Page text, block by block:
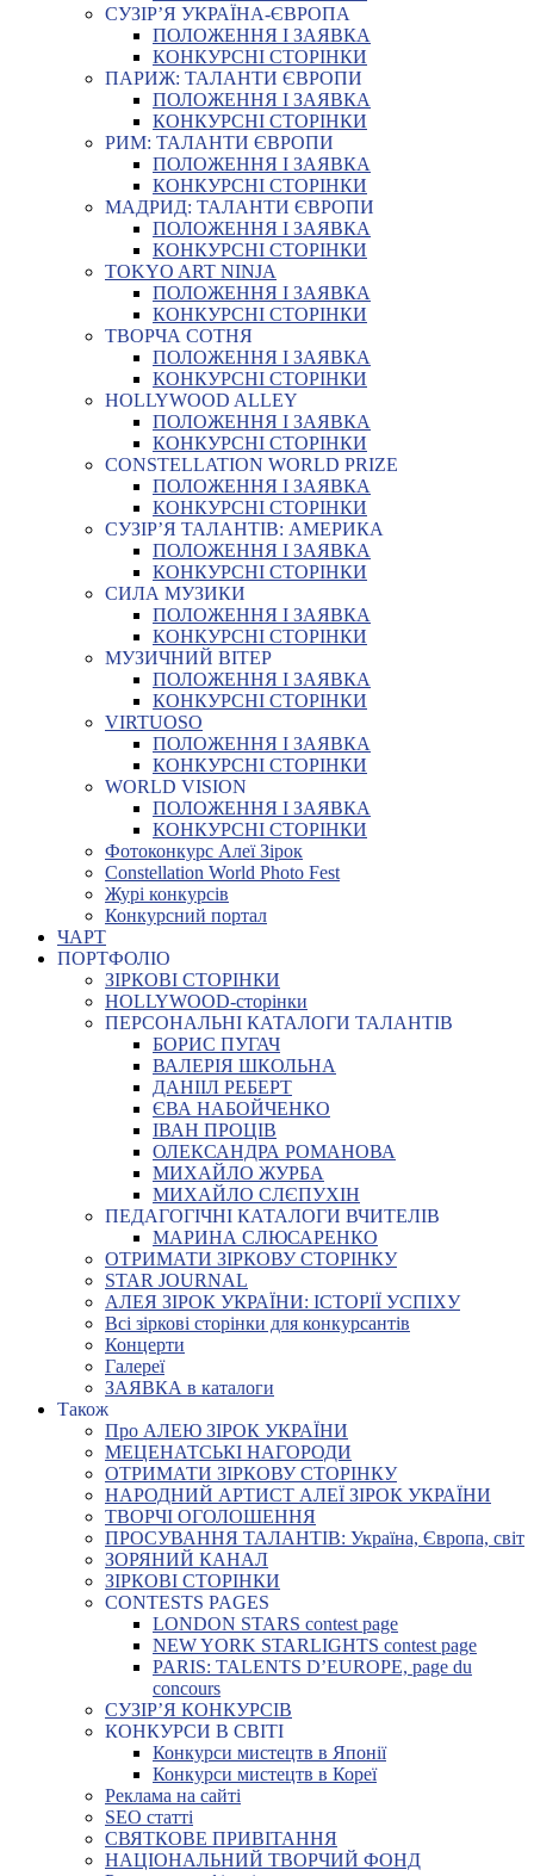
СУЗІР’Я УКРАЇНА-ЄВРОПА
ПОЛОЖЕННЯ І ЗАЯВКА
КОНКУРСНІ СТОРІНКИ
ПАРИЖ: ТАЛАНТИ ЄВРОПИ
ПОЛОЖЕННЯ І ЗАЯВКА
КОНКУРСНІ СТОРІНКИ
РИМ: ТАЛАНТИ ЄВРОПИ
ПОЛОЖЕННЯ І ЗАЯВКА
КОНКУРСНІ СТОРІНКИ
МАДРИД: ТАЛАНТИ ЄВРОПИ
ПОЛОЖЕННЯ І ЗАЯВКА
КОНКУРСНІ СТОРІНКИ
TOKYO ART NINJA
ПОЛОЖЕННЯ І ЗАЯВКА
КОНКУРСНІ СТОРІНКИ
ТВОРЧА СОТНЯ
ПОЛОЖЕННЯ І ЗАЯВКА
КОНКУРСНІ СТОРІНКИ
HOLLYWOOD ALLEY
ПОЛОЖЕННЯ І ЗАЯВКА
КОНКУРСНІ СТОРІНКИ
CONSTELLATION WORLD PRIZE
ПОЛОЖЕННЯ І ЗАЯВКА
КОНКУРСНІ СТОРІНКИ
СУЗІР’Я ТАЛАНТІВ: АМЕРИКА
ПОЛОЖЕННЯ І ЗАЯВКА
КОНКУРСНІ СТОРІНКИ
СИЛА МУЗИКИ
ПОЛОЖЕННЯ І ЗАЯВКА
КОНКУРСНІ СТОРІНКИ
МУЗИЧНИЙ ВІТЕР
ПОЛОЖЕННЯ І ЗАЯВКА
КОНКУРСНІ СТОРІНКИ
VIRTUOSO
ПОЛОЖЕННЯ І ЗАЯВКА
КОНКУРСНІ СТОРІНКИ
WORLD VISION
ПОЛОЖЕННЯ І ЗАЯВКА
КОНКУРСНІ СТОРІНКИ
Фотоконкурс Алеї Зірок
Constellation World Photo Fest
Журі конкурсів
Конкурсний портал
ЧАРТ
ПОРТФОЛІО
ЗІРКОВІ СТОРІНКИ
HOLLYWOOD-сторінки
ПЕРСОНАЛЬНІ КАТАЛОГИ ТАЛАНТІВ
БОРИС ПУГАЧ
ВАЛЕРІЯ ШКОЛЬНА
ДАНІІЛ РЕБЕРТ
ЄВА НАБОЙЧЕНКО
ІВАН ПРОЦІВ
ОЛЕКСАНДРА РОМАНОВА
МИХАЙЛО ЖУРБА
МИХАЙЛО СЛЄПУХІН
ПЕДАГОГІЧНІ КАТАЛОГИ ВЧИТЕЛІВ
МАРИНА СЛЮСАРЕНКО
ОТРИМАТИ ЗІРКОВУ СТОРІНКУ
STAR JOURNAL
АЛЕЯ ЗІРОК УКРАЇНИ: ІСТОРІЇ УСПІХУ
Всі зіркові сторінки для конкурсантів
Концерти
Галереї
ЗАЯВКА в каталоги
Також
Про АЛЕЮ ЗІРОК УКРАЇНИ
МЕЦЕНАТСЬКІ НАГОРОДИ
ОТРИМАТИ ЗІРКОВУ СТОРІНКУ
НАРОДНИЙ АРТИСТ АЛЕЇ ЗІРОК УКРАЇНИ
ТВОРЧІ ОГОЛОШЕННЯ
ПРОСУВАННЯ ТАЛАНТІВ: Україна, Європа, світ
ЗОРЯНИЙ КАНАЛ
ЗІРКОВІ СТОРІНКИ
CONTESTS PAGES
LONDON STARS contest page
NEW YORK STARLIGHTS contest page
PARIS: TALENTS D’EUROPE, page du
concours
СУЗІР’Я КОНКУРСІВ
КОНКУРСИ В СВІТІ
Конкурси мистецтв в Японії
Конкурси мистецтв в Кореї
Реклама на сайті
SEO статті
СВЯТКОВЕ ПРИВІТАННЯ
НАЦІОНАЛЬНИЙ ТВОРЧИЙ ФОНД